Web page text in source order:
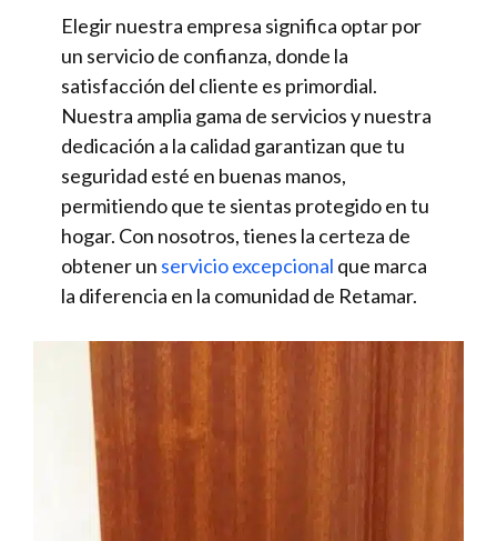
Elegir nuestra empresa significa optar por
un servicio de confianza, donde la
satisfacción del cliente es primordial.
Nuestra amplia gama de servicios y nuestra
dedicación a la calidad garantizan que tu
seguridad esté en buenas manos,
permitiendo que te sientas protegido en tu
hogar. Con nosotros, tienes la certeza de
obtener un servicio excepcional que marca
la diferencia en la comunidad de Retamar.